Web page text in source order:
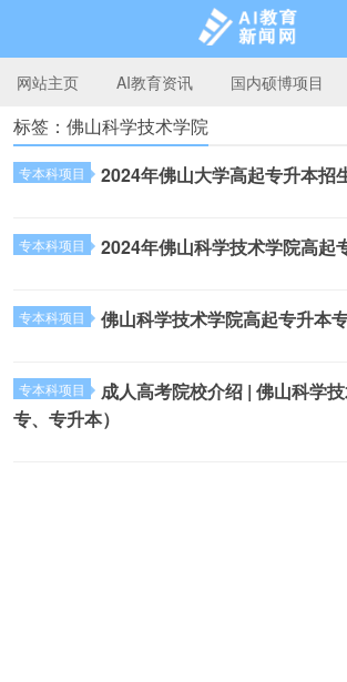
AI教育新闻网
网站主页 AI教育资讯 国内硕博项目
标签：佛山科学技术学院
专本科项目 2024年佛山大学高起专升本招
专本科项目 2024年佛山科学技术学院高起
专本科项目 佛山科学技术学院高起专升本
专本科项目
成人高考院校介绍 | 佛山科学
专、专升本）